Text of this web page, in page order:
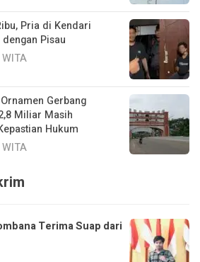
Pria di Kendari
Pisau
Gerbang
Miliar Masih
Hukum
Terima Suap dari